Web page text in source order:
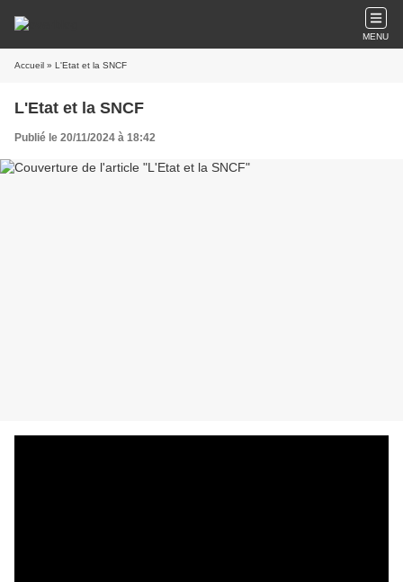
MENU
Accueil » L'Etat et la SNCF
L'Etat et la SNCF
Publié le 20/11/2024 à 18:42